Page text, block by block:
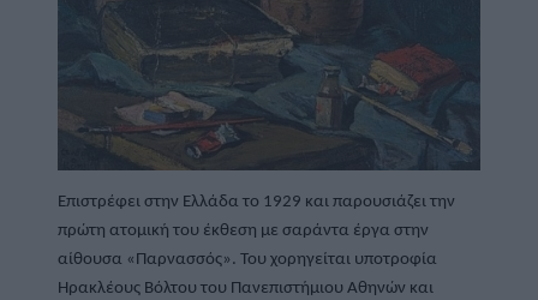
Επιστρέφει στην Ελλάδα το 1929 και παρουσιάζει την
πρώτη ατομική του έκθεση με σαράντα έργα στην
αίθουσα «Παρνασσός». Του χορηγείται υποτροφία
Ηρακλέους Βόλτου του Πανεπιστήμιου Αθηνών και